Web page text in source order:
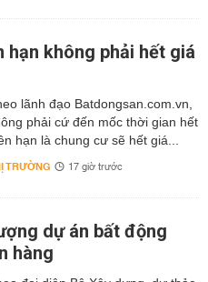
hạn không phải hết giá
lãnh đạo Batdongsan.com.vn,
phải cứ đến mốc thời gian hết
hạn là chung cư sẽ hết giá...
TRƯỜNG 17 giờ trước
dự án bất động
hàng